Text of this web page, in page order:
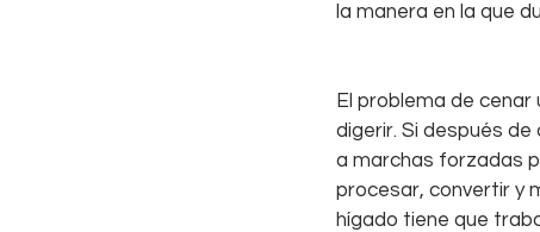
la manera en la que
El problema de
digerir. Si después
a marchas forzadas
procesar, convertir y
hígado tiene que